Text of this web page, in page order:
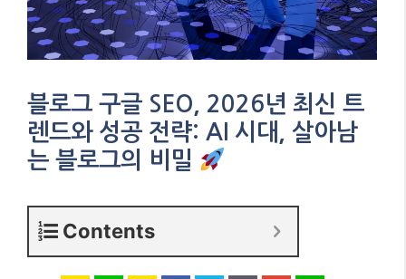
블로그 구글 SEO, 2026년 최신 트
렌드와 성공 전략: AI 시대, 살아남
는 블로그의 비밀
Contents